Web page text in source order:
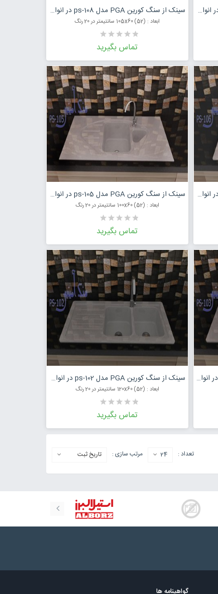
سینک از سنگ کورین PGA مدل ps-109 در انواع رنگ درخواست قیمت محصولسینک از سنگ کورین PGA مدل ps-108 در انواع رنگ
ابعاد : (52) 105x60 سانتیمتر در 20 رنگ
تماس بگیرید
محصولسینک از سنگ کورین PGA مدل ps-106 در انواع رنگ درخواست قیمت محصولسینک از سنگ کورین PGA مدل ps-105 در انواع رنگ
ابعاد : (52) 100x60 سانتیمتر در 20 رنگ
تماس بگیرید
محصولسینک از سنگ کورین PGA مدل ps-103 در انواع رنگ درخواست قیمت محصولسینک از سنگ کورین PGA مدل ps-102 در انواع رنگ
ابعاد : (52) 120x60 سانتیمتر در 20 رنگ
تماس بگیرید
مرتب سازی : تاریخ ثبت تعداد : 24
گواهینامه ها